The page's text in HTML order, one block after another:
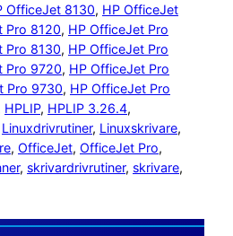
OfficeJet 8130, HP OfficeJet
Pro 8120, HP OfficeJet Pro
Pro 8130, HP OfficeJet Pro
Pro 9720, HP OfficeJet Pro
Pro 9730, HP OfficeJet Pro
HPLIP, HPLIP 3.26.4
Linuxdrivrutiner, Linuxskrivare
, OfficeJet, OfficeJet Pro
, skrivardrivrutiner, skrivare